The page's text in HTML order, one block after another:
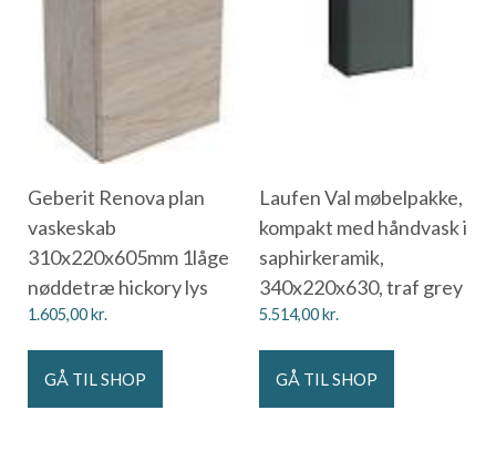
Geberit Renova plan
vaskeskab
310x220x605mm 1låge
nøddetræ hickory lys
1.605,00kr.
GÅ TIL SHOP
Laufen Val møbelpakke,
kompakt med håndvask i
saphirkeramik,
340x220x630, traf grey
5.514,00kr.
GÅ TIL SHOP